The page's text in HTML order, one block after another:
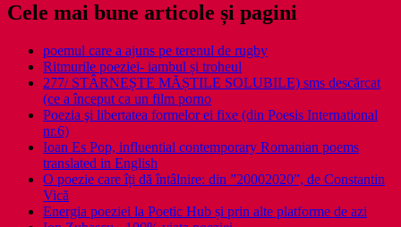
Cele mai bune articole și pagini
poemul care a ajuns pe terenul de rugby
Ritmurile poeziei- iambul și troheul
277/ STÂRNEȘTE MĂȘTILE SOLUBILE) sms descărcat
(ce a început ca un film porno
Poezia şi libertatea formelor ei fixe (din Poesis International
nr.6)
Ioan Es Pop, influential contemporary Romanian poems
translated in English
O poezie care îți dă întâlnire: din ”20002020”, de Constantin
Vică
Energia poeziei la Poetic Hub și prin alte platforme de azi